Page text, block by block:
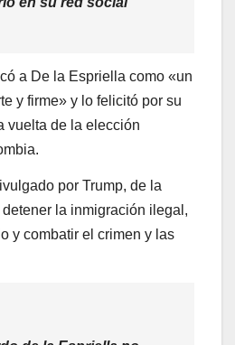
a De la Espriella como «un
y firme» y lo felicitó por su
vuelta de la elección
por Trump, de la
la inmigración ilegal,
y combatir el crimen y las